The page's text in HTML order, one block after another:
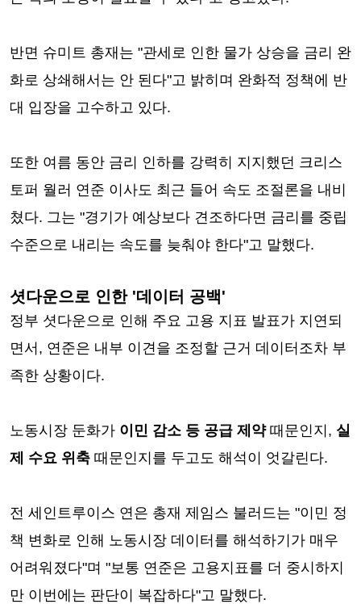
반면 슈미트 총재는 "관세로 인한 물가 상승을 금리 완
화로 상쇄해서는 안 된다"고 밝히며 완화적 정책에 반
대 입장을 고수하고 있다.
또한 여름 동안 금리 인하를 강력히 지지했던 크리스
토퍼 월러 연준 이사도 최근 들어 속도 조절론을 내비
쳤다. 그는 "경기가 예상보다 견조하다면 금리를 중립
수준으로 내리는 속도를 늦춰야 한다"고 말했다.
셧다운으로 인한 '데이터 공백'
정부 셧다운으로 인해 주요 고용 지표 발표가 지연되
면서, 연준은 내부 이견을 조정할 근거 데이터조차 부
족한 상황이다.
노동시장 둔화가 이민 감소 등 공급 제약때문인지, 실
제 수요 위축 때문인지를 두고도 해석이 엇갈린다.
전 세인트루이스 연은 총재 제임스 불러드는 "이민 정
책 변화로 인해 노동시장 데이터를 해석하기가 매우
어려워졌다"며 "보통 연준은 고용지표를 더 중시하지
만 이번에는 판단이 복잡하다"고 말했다.